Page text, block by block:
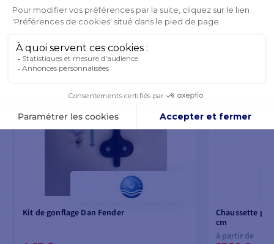
Kit de gonflage Dan Fender
Chaussette
cm
à partir de